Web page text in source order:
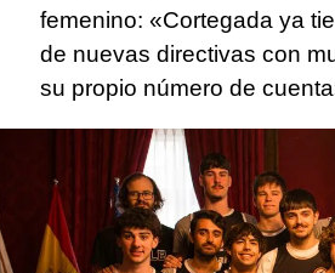
femenino: «Cortegada ya
de nuevas directivas con
su propio número de